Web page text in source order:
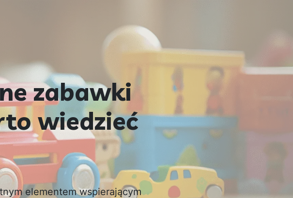
zabawki
wiedzieć
elementem wspierającym